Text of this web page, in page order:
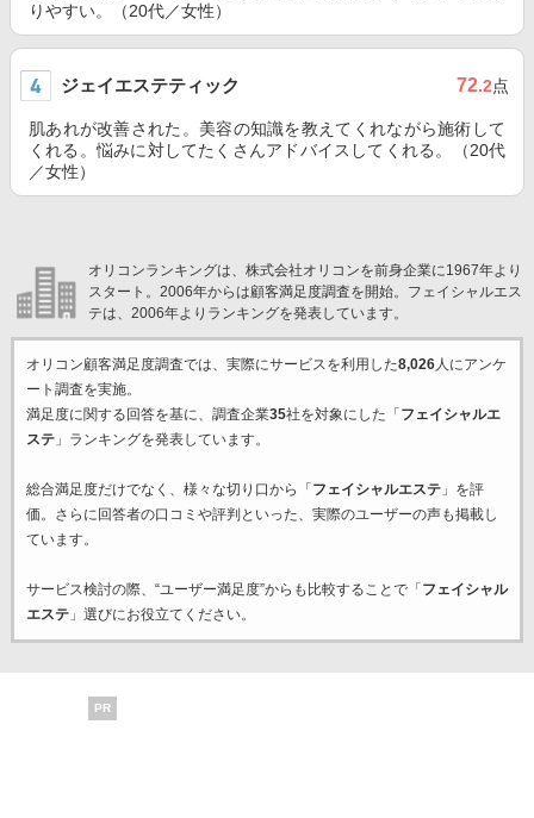
りやすい。（20代／女性）
ジェイエステティック 72.2点
肌あれが改善された。美容の知識を教えてくれながら施術して
くれる。悩みに対してたくさんアドバイスしてくれる。（20代
／女性）
オリコンランキングは、株式会社オリコンを前身企業に1967年より
スタート。2006年からは顧客満足度調査を開始。フェイシャルエス
テは、2006年よりランキングを発表しています。
オリコン顧客満足度調査では、実際にサービスを利用した8,026人にアンケ
ート調査を実施。
満足度に関する回答を基に、調査企業35社を対象にした「 フェイシャルエ
ステ」ランキングを発表しています。
総合満足度だけでなく、様々な切り口から「 フェイシャルエステ」を評
価。さらに回答者の口コミや評判といった、実際のユーザーの声も掲載し
ています。
サービス検討の際、“ユーザー満足度”からも比較することで「 フェイシャル
エステ」選びにお役立てください。
PR